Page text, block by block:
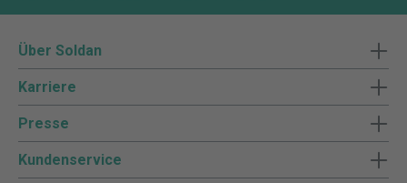
Über Soldan
Karriere
Presse
Kundenservice